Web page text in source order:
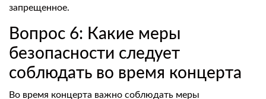
запрещенное.
Вопрос 6: Какие меры
безопасности следует
соблюдать во время концерта
Во время концерта важно соблюдать меры